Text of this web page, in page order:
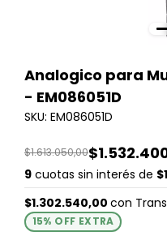
Analogico para
- EM086051D
SKU: EM086051D
$1.613.050,00
9 cuotas sin interés de
$1.302.540,00 con
15% OFF EXTRA